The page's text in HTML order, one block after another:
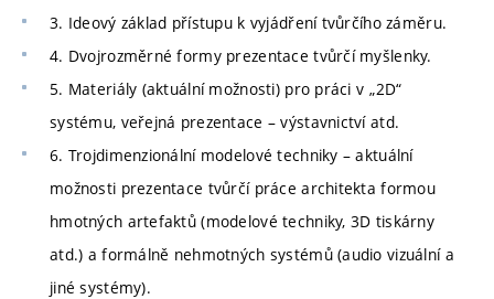
3. Ideový základ přístupu k vyjádření tvůrčího záměru.
4. Dvojrozměrné formy prezentace tvůrčí myšlenky.
5. Materiály (aktuální možnosti) pro práci v „2D“
systému, veřejná prezentace – výstavnictví atd.
6. Trojdimenzionální modelové techniky – aktuální
možnosti prezentace tvůrčí práce architekta formou
hmotných artefaktů (modelové techniky, 3D tiskárny
atd.) a formálně nehmotných systémů (audio vizuální a
jiné systémy).